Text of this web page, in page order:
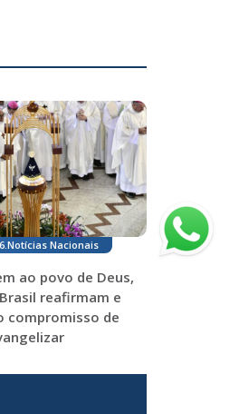
.Notícias Nacionais
ao povo de Deus,
reafirmam e
compromisso de